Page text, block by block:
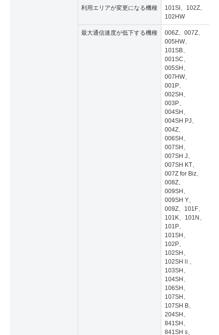
利用エリアが変更になる機種
101SI、102Z、
102HW
最大通信速度が低下する機種
006Z、007Z、
005HW、
101SB、
001SC、
005SH、
007HW、
001P、
002SH、
003P、
004SH、
004SH PJ、
004Z、
006SH、
007SH、
007SH J、
007SH KT、
007Z for Biz、
008Z、
009SH、
009SH Y、
009Z、101F、
101K、101N、
101P、
101SH、
102P、
102SH、
102SHⅡ、
103SH、
104SH、
106SH、
107SH、
107SH B、
204SH、
841SH、
841SH s、